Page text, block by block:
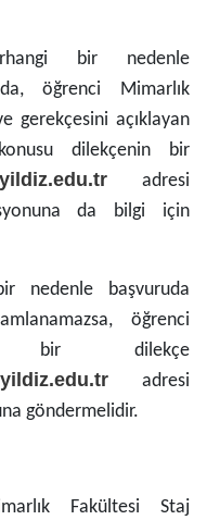
bir nedenle
öğrenci Mimarlık
gerekçesini açıklayan
dilekçenin bir
adresi
da bilgi için
nedenle başvuruda
öğrenci
bir dilekçe
adresi
göndermelidir.
Fakültesi Staj